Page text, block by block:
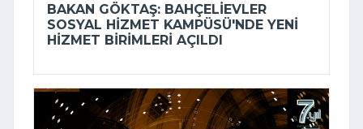
BAKAN GÖKTAŞ: BAHÇELIEVLER
SOSYAL HIZMET KAMPÜSÜ'NDE YENI
HIZMET BIRIMLERI AÇILDI